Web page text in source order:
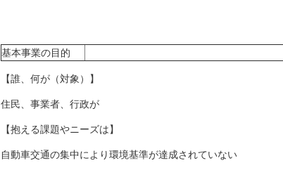
基本事業の目的
【誰、何が（対象）】
住民、事業者、行政が
【抱える課題やニーズは】
自動車交通の集中により環境基準が達成されていない